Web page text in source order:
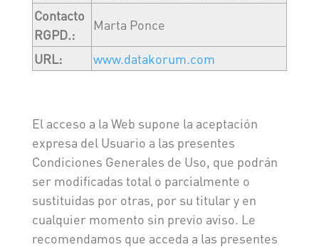
Contacto
RGPD.:
Marta Ponce
URL: www.datakorum.com
El acceso a la Web supone la aceptación
expresa del Usuario a las presentes
Condiciones Generales de Uso, que podrán
ser modificadas total o parcialmente o
sustituidas por otras, por su titular y en
cualquier momento sin previo aviso. Le
recomendamos que acceda a las presentes